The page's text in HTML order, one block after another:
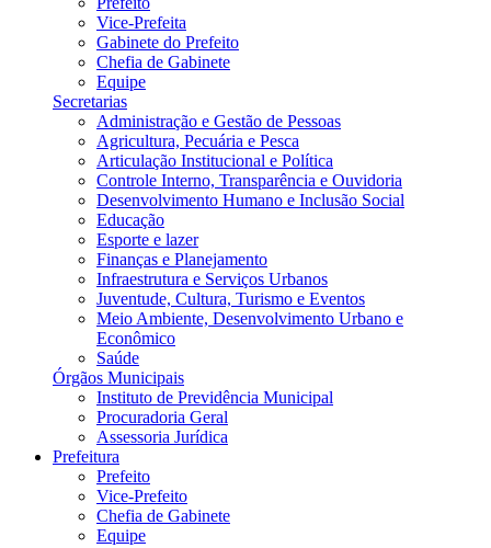
Vice-Prefeita
Gabinete do Prefeito
Chefia de Gabinete
Equipe
Secretarias
Administração e Gestão de Pessoas
Agricultura, Pecuária e Pesca
Articulação Institucional e Política
Controle Interno, Transparência e Ouvidoria
Desenvolvimento Humano e Inclusão Social
Educação
Esporte e lazer
Finanças e Planejamento
Infraestrutura e Serviços Urbanos
Juventude, Cultura, Turismo e Eventos
Meio Ambiente, Desenvolvimento Urbano e
Econômico
Saúde
Órgãos Municipais
Instituto de Previdência Municipal
Procuradoria Geral
Assessoria Jurídica
Prefeitura
Prefeito
Vice-Prefeito
Chefia de Gabinete
Equipe